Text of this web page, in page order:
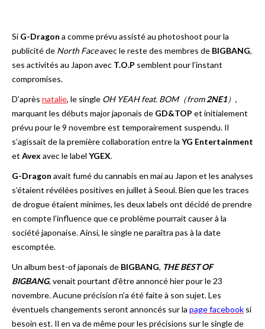
Si G-Dragon a comme prévu assisté au photoshoot pour la
publicité de North Faceavec le reste des membres de BIGBANG,
ses activités au Japon avec T.O.P semblent pour l’instant
compromises.
D’après natalie, le single OH YEAH feat. BOM（from2NE1 ） ,
marquant les débuts major japonais de GD&TOP et initialement
prévu pour le 9 novembre est temporairement suspendu. Il
s’agissait de la première collaboration entre la YG Entertainment
et Avex avec le label YGEX.
G-Dragon avait fumé du cannabis en mai au Japon et les analyses
s’étaient révélées positives en juillet à Seoul. Bien que les traces
de drogue étaient minimes, les deux labels ont décidé de prendre
en compte l’influence que ce problème pourrait causer à la
société japonaise. Ainsi, le single ne paraîtra pas à la date
escomptée.
Un album best-of japonais de BIGBANG, THE BEST OF
BIGBANG, venait pourtant d’être annoncé hier pour le 23
novembre. Aucune précision n’a été faite à son sujet. Les
éventuels changements seront annoncés sur la page facebook si
besoin est. Il en va de même pour les précisions sur le single de